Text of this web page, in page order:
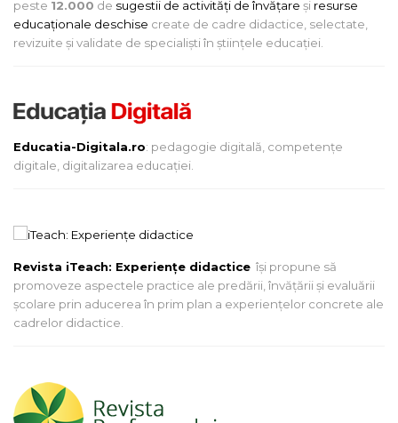
peste 12.000 de sugestii de activități de învățare și resurse
educaționale deschise create de cadre didactice, selectate,
revizuite și validate de specialiști în științele educației.
Educatia-Digitala.ro: pedagogie digitală, competențe
digitale, digitalizarea educației.
Revista iTeach: Experienţe didactice îşi propune să
promoveze aspectele practice ale predării, învăţării şi evaluării
şcolare prin aducerea în prim plan a experienţelor concrete ale
cadrelor didactice.